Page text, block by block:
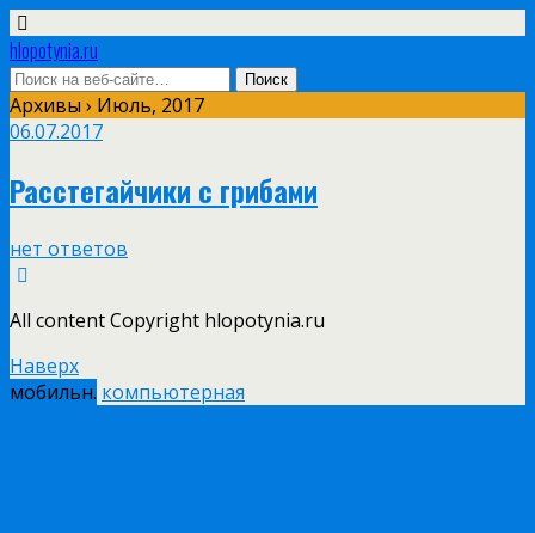
hlopotynia.ru
Архивы › Июль, 2017
06.07.2017
Расстегайчики с грибами
нет ответов
All content Copyright hlopotynia.ru
Наверх
мобильн. компьютерная